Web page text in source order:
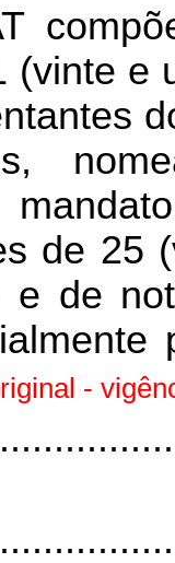
(vinte e
de 25
e de
-